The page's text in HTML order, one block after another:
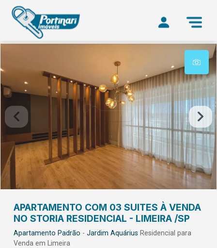
APARTAMENTO COM 03 SUITES À VENDA
NO STORIA RESIDENCIAL - LIMEIRA /SP
Apartamento Padrão - Jardim Aquárius Residencial para
Venda em Limeira